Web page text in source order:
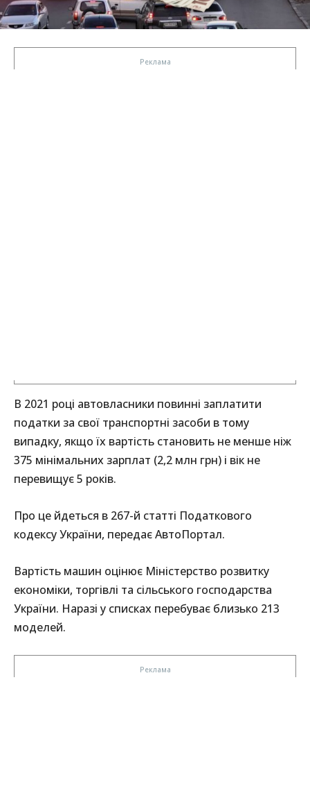
В 2021 році автовласники повинні заплатити
податки за свої транспортні засоби в тому
випадку, якщо їх вартість становить не менше ніж
375 мінімальних зарплат (2,2 млн грн) і вік не
перевищує 5 років.
Про це йдеться в 267-й статті Податкового
кодексу України, передає АвтоПортал.
Вартість машин оцінює Міністерство розвитку
економіки, торгівлі та сільського господарства
України. Наразі у списках перебуває близько 213
моделей.